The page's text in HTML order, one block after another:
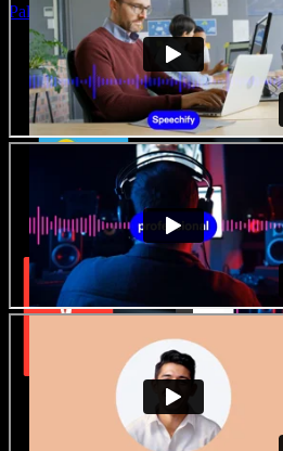
Paleisti studiją